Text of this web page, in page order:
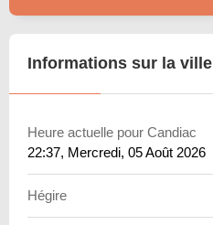
Informations sur la ville
Heure actuelle pour Candiac
22:37, Mercredi, 05 Août 2026
Hégire